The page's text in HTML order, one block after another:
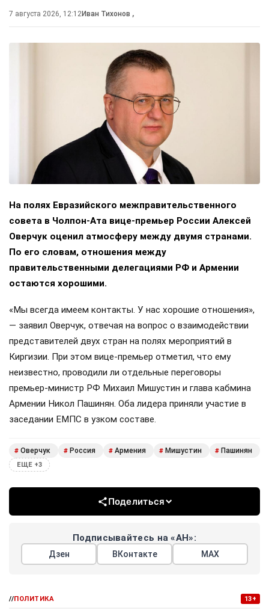
7 августа 2026, 12:12Иван Тихонов ,
На полях Евразийского межправительственного
совета в Чолпон-Ата вице-премьер России Алексей
Оверчук оценил атмосферу между двумя странами.
По его словам, отношения между
правительственными делегациями РФ и Армении
остаются хорошими.
«Мы всегда имеем контакты. У нас хорошие отношения»,
— заявил Оверчук, отвечая на вопрос о взаимодействии
представителей двух стран на полях мероприятий в
Киргизии. При этом вице-премьер отметил, что ему
неизвестно, проводили ли отдельные переговоры
премьер-министр РФ Михаил Мишустин и глава кабмина
Армении Никол Пашинян. Оба лидера приняли участие в
заседании ЕМПС в узком составе.
# Оверчук # Россия # Армения # Мишустин # Пашинян
ЕЩЕ +3
Поделиться
Подписывайтесь на «АН»:
Дзен ВКонтакте МАХ
//ПОЛИТИКА 13+